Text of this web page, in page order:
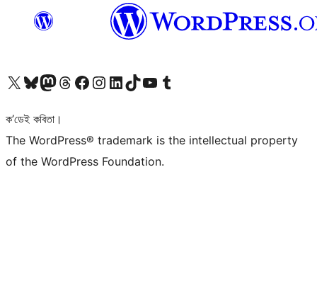
আমাৰ X (আগৰ Twitter) একাউণ্টলৈ যাওকআমাৰ Bluesky একাউণ্টলৈ যাওকআমাৰ Mastodon একাউণ্টলৈ যাওকআমাৰ Threads একাউণ্টলৈ যাওকআমাৰ Facebook পৃষ্ঠালৈ যাওকআমাৰ Instagram একাউণ্টলৈ যাওকআমাৰ LinkedIn একাউণ্টলৈ যাওকআমাৰ TikTok একাউণ্টলৈ যাওকআমাৰ YouTube চেনেললৈ যাওকআমাৰ Tumblr একাউণ্টলৈ যাওক
ক’ডেই কবিতা।
The WordPress® trademark is the intellectual property
of the WordPress Foundation.